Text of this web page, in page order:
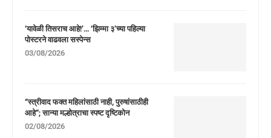
‘यावेळी तिसराच आहे!’… ‘झिम्मा ३’च्या पहिल्या
पोस्टरने वाढवला सस्पेन्स
03/08/2026
“स्त्रीवाद फक्त महिलांसाठी नाही, पुरुषांसाठीही
आहे”; सान्या मल्होत्राचा स्पष्ट दृष्टिकोन
02/08/2026